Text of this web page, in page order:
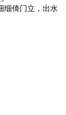
细倚门立，出水